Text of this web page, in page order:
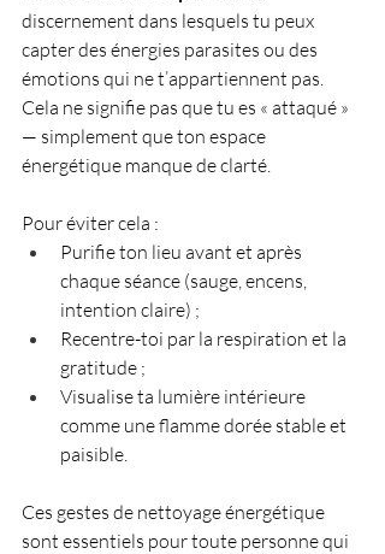
discernement dans lesquels tu peux
capter des énergies parasites ou des
émotions qui ne t’appartiennent pas.
Cela ne signifie pas que tu es « attaqué »
— simplement que ton espace
énergétique manque de clarté.
Pour éviter cela :
Purifie ton lieu avant et après
chaque séance (sauge, encens,
intention claire) ;
Recentre-toi par la respiration et la
gratitude ;
Visualise ta lumière intérieure
comme une flamme dorée stable et
paisible.
Ces gestes de nettoyage énergétique
sont essentiels pour toute personne qui